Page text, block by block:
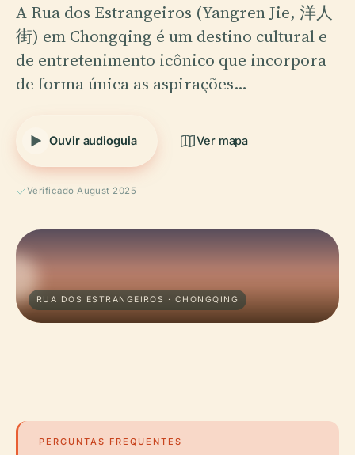
A Rua dos Estrangeiros (Yangren Jie, 洋人
街) em Chongqing é um destino cultural e
de entretenimento icônico que incorpora
de forma única as aspirações…
Ouvir audioguia Ver mapa
Verificado August 2025
RUA DOS ESTRANGEIROS · CHONGQING
PERGUNTAS FREQUENTES